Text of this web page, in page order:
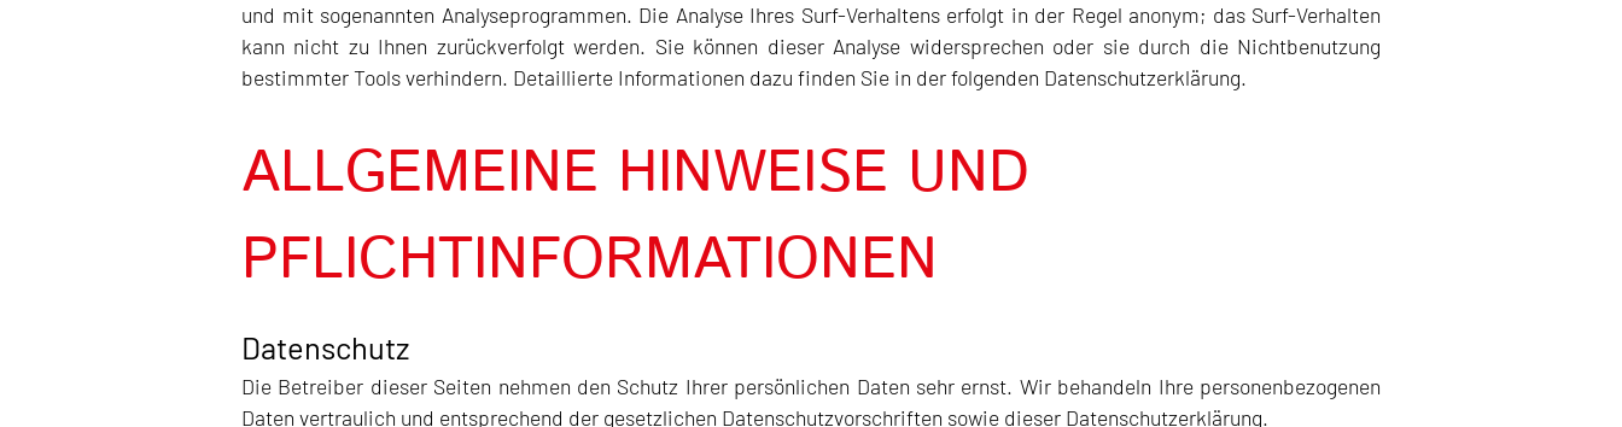
und mit sogenannten Analyseprogrammen. Die Analyse Ihres Surf-Verhaltens erfolgt in der Regel anonym; das Surf-Verhalten
kann nicht zu Ihnen zurückverfolgt werden. Sie können dieser Analyse widersprechen oder sie durch die Nichtbenutzung
bestimmter Tools verhindern. Detaillierte Informationen dazu finden Sie in der folgenden Datenschutzerklärung.
ALLGEMEINE HINWEISE UND
PFLICHTINFORMATIONEN
Datenschutz
Die Betreiber dieser Seiten nehmen den Schutz Ihrer persönlichen Daten sehr ernst. Wir behandeln Ihre personenbezogenen
Daten vertraulich und entsprechend der gesetzlichen Datenschutzvorschriften sowie dieser Datenschutzerklärung.